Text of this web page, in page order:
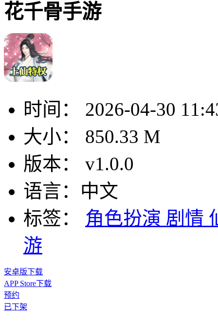
花千骨手游
时间：
2026-04-30
大小：
850.33 M
版本：
v1.0.0
语言： 中文
标签：
角色扮演 剧情
游
安卓版下载
APP Store下载
预约
已下架